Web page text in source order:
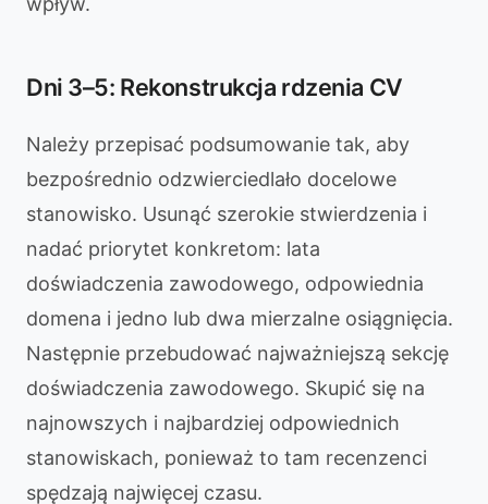
Dni 3–5: Rekonstrukcja rdzenia CV
Należy przepisać podsumowanie tak, aby
bezpośrednio odzwierciedlało docelowe
stanowisko. Usunąć szerokie stwierdzenia i
nadać priorytet konkretom: lata
doświadczenia zawodowego, odpowiednia
domena i jedno lub dwa mierzalne osiągnięcia.
Następnie przebudować najważniejszą sekcję
doświadczenia zawodowego. Skupić się na
najnowszych i najbardziej odpowiednich
stanowiskach, ponieważ to tam recenzenci
spędzają najwięcej czasu.